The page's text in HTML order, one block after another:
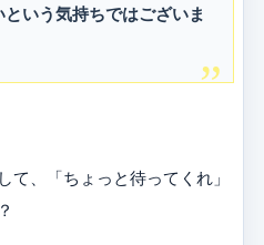
いう気持ちではございま
て、「ちょっと待ってくれ」